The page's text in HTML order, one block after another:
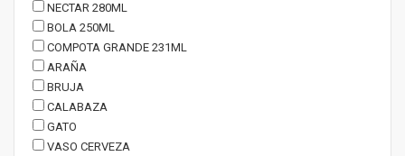
NECTAR 280ML
BOLA 250ML
COMPOTA GRANDE 231ML
ARAÑA
BRUJA
CALABAZA
GATO
VASO CERVEZA